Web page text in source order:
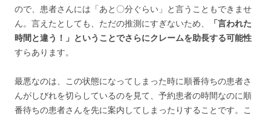
ので、患者さんには「あと〇分ぐらい」と言うこともできませ
ん。言えたとしても、ただの推測にすぎないため、
「言われた
時間と違う！」ということでさらにクレームを助長する可能性
すらあります。
最悪なのは、この状態になってしまった時に順番待ちの患者さ
んがしびれを切らしているのを見て、予約患者の時間なのに順
番待ちの患者さんを先に案内してしまったりすることです。こ